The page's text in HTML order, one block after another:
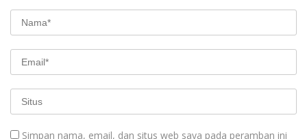
Simpan nama, email, dan situs web saya pada peramban ini